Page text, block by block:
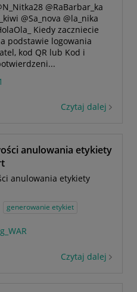
@RaBarbar_ka
@Sa_nova @la_nika
Kiedy zaczniecie
podstawie logowania
kod QR lub Kod i
Czytaj dalej
anulowania etykiety
anulowania etykiety
generowanie etykiet
Czytaj dalej